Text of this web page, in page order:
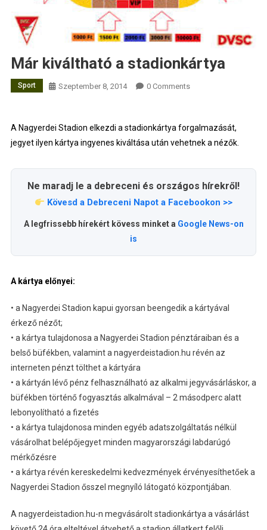
Már kiváltható a stadionkártya
Sport Szeptember 8, 2014 0 Comments
A Nagyerdei Stadion elkezdi a stadionkártya forgalmazását,
jegyet ilyen kártya ingyenes kiváltása után vehetnek a nézők.
Ne maradj le a debreceni és országos hírekről!
Kövesd a Debreceni Napot a Facebookon >>
A legfrissebb hírekért kövess minket a Google News-on
is
A kártya előnyei:
• a Nagyerdei Stadion kapui gyorsan beengedik a kártyával
érkező nézőt;
• a kártya tulajdonosa a Nagyerdei Stadion pénztáraiban és a
belső büfékben, valamint a nagyerdeistadion.hu révén az
interneten pénzt tölthet a kártyára
• a kártyán lévő pénz felhasználható az alkalmi jegyvásárláskor, a
büfékben történő fogyasztás alkalmával – 2 másodperc alatt
lebonyolítható a fizetés
• a kártya tulajdonosa minden egyéb adatszolgáltatás nélkül
vásárolhat belépőjegyet minden magyarországi labdarúgó
mérkőzésre
• a kártya révén kereskedelmi kedvezmények érvényesíthetőek a
Nagyerdei Stadion ősszel megnyíló látogató központjában.
A nagyerdeistadion.hu-n megvásárolt stadionkártya a vásárlást